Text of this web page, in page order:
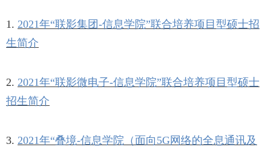
1. 2021年“联影集团-信息学院”联合培养项目型硕士招
生简介
2. 2021年“联影微电子-信息学院”联合培养项目型硕士
招生简介
3. 2021年“叠境-信息学院（面向5G网络的全息通讯及